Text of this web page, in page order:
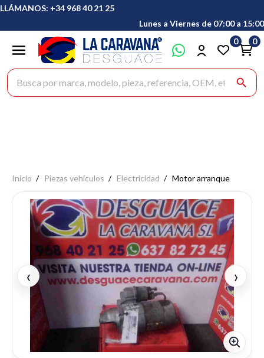
LLÁMANOS: +34 968 40 21 25
Lunes a Viernes de 07:00 a 15:00
Buscar productos
search
0 0
Inicio Piezas vehículos Electricidad Motor arranque
‹ ›